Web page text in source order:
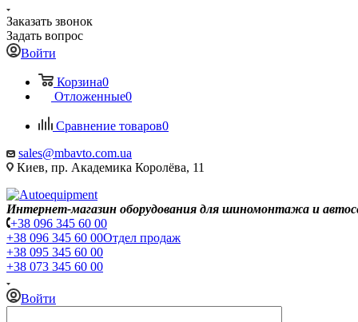
Заказать звонок
Задать вопрос
Войти
Корзина0
Отложенные0
Сравнение товаров0
sales@mbavto.com.ua
Киев, пр. Академика Королёва, 11
Интернет-магазин оборудования для шиномонтажа и
+38 096 345 60 00
+38 096 345 60 00Отдел продаж
+38 095 345 60 00
+38 073 345 60 00
Войти